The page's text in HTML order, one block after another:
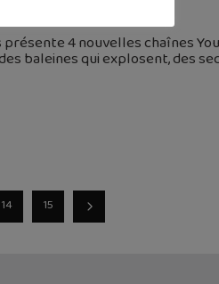
4 nouvelles chaînes
baleines qui explosent, des
14 15